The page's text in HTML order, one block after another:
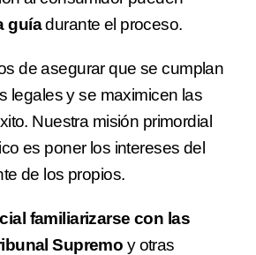
guíadurante el proceso.
de asegurar que se cumplan
legales y se maximicen las
Nuestra misión primordial
es poner los intereses del
de los propios.
familiarizarse con las
Supremo y otras